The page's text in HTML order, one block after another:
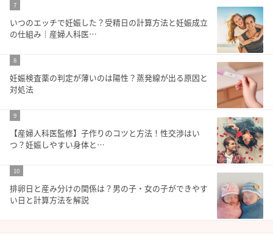
7
いつのエッチで妊娠した？受精日の計算方法と妊娠成立
の仕組み｜産婦人科医…
8
妊娠検査薬の判定が薄いのは陽性？蒸発線が出る原因と
対処法
9
【産婦人科医監修】子作りのコツと方法！性交渉はい
つ？妊娠しやすい身体と…
10
排卵日と産み分けの関係は？男の子・女の子ができやす
い日と計算方法を解説